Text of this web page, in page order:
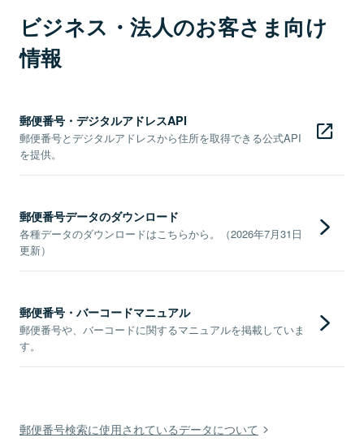
ビジネス・法人のお客さま向け
情報
郵便番号・デジタルアドレスAPI
郵便番号とデジタルアドレスから住所を取得できる公式API
を提供。
郵便番号データのダウンロード
各種データのダウンロードはこちらから。（2026年7月31日
更新）
郵便番号・バーコードマニュアル
郵便番号や、バーコードに関するマニュアルを掲載していま
す。
郵便番号検索に使用されているデータについて